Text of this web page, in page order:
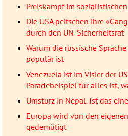
Preiskampf im
Die USA peitschen ihre
durch den UN-Sicherheitsrat
Warum die russische
populär ist
Venezuela ist im Visier der
Paradebeispiel für alles ist,
Umsturz in Nepal. Ist das
Europa wird von den
gedemütigt